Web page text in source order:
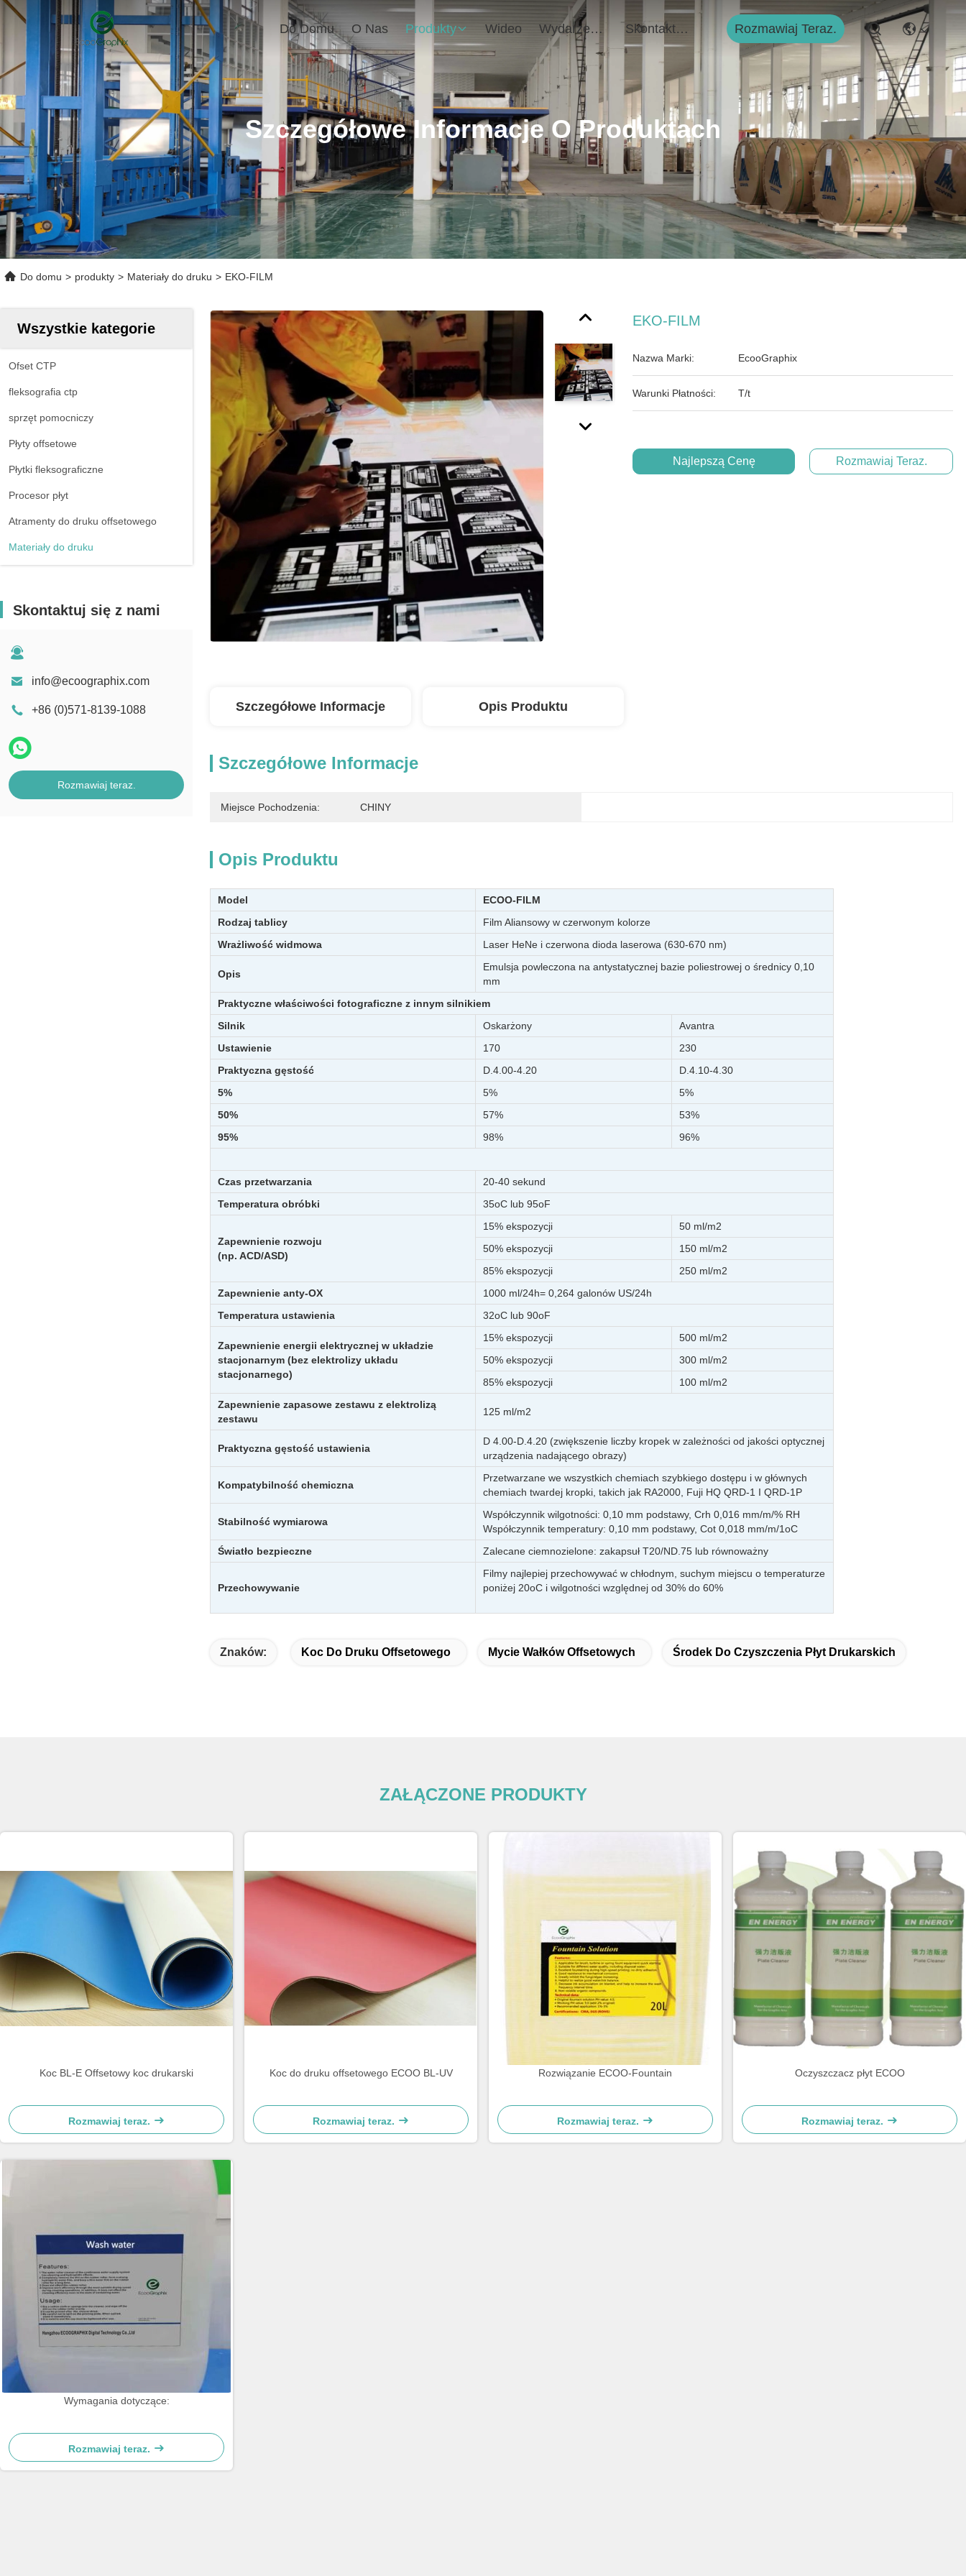
Do Domu O Nas Produkty Wideo Wydarzenia Skontaktuj Się Z Nami Rozmawiaj Teraz.
Szczegółowe Informacje O Produktach
Do domu > produkty > Materiały do druku > EKO-FILM
Wszystkie kategorie
Ofset CTP
fleksografia ctp
sprzęt pomocniczy
Płyty offsetowe
Płytki fleksograficzne
Procesor płyt
Atramenty do druku offsetowego
Materiały do druku
Skontaktuj się z nami
info@ecoographix.com
+86 (0)571-8139-1088
Rozmawiaj teraz.
EKO-FILM
Nazwa Marki: EcooGraphix
Warunki Płatności: T/t
Najlepszą Cenę Rozmawiaj Teraz.
Szczegółowe Informacje Opis Produktu
Szczegółowe Informacje
Miejsce Pochodzenia: CHINY
Opis Produktu
Model
ECOO-FILM
Rodzaj tablicy
Film Aliansowy w czerwonym kolorze
Wrażliwość widmowa
Laser HeNe i czerwona dioda laserowa (630-670 nm)
Opis
Emulsja powleczona na antystatycznej bazie poliestrowej o średnicy 0,10
mm
Praktyczne właściwości fotograficzne z innym silnikiem
Silnik
Oskarżony
Avantra
Ustawienie
170
230
Praktyczna gęstość
D.4.00-4.20
D.4.10-4.30
5%
5%
5%
50%
57%
53%
95%
98% 96%
Czas przetwarzania
20-40 sekund
Temperatura obróbki
35oC lub 95oF
Zapewnienie rozwoju
(np. ACD/ASD)
15% ekspozycji
50 ml/m2
50% ekspozycji
150 ml/m2
85% ekspozycji
250 ml/m2
Zapewnienie anty-OX
1000 ml/24h= 0,264 galonów US/24h
Temperatura ustawienia
32oC lub 90oF
Zapewnienie energii elektrycznej w układzie
stacjonarnym (bez elektrolizy układu
stacjonarnego)
15% ekspozycji
500 ml/m2
50% ekspozycji
300 ml/m2
85% ekspozycji
100 ml/m2
Zapewnienie zapasowe zestawu z elektrolizą
zestawu
125 ml/m2
Praktyczna gęstość ustawienia
D 4.00-D.4.20 (zwiększenie liczby kropek w zależności od jakości optycznej
urządzenia nadającego obrazy)
Kompatybilność chemiczna
Przetwarzane we wszystkich chemiach szybkiego dostępu i w głównych
chemiach twardej kropki, takich jak RA2000, Fuji HQ QRD-1 I QRD-1P
Stabilność wymiarowa
Współczynnik wilgotności: 0,10 mm podstawy, Crh 0,016 mm/m/% RH
Współczynnik temperatury: 0,10 mm podstawy, Cot 0,018 mm/m/1oC
Światło bezpieczne
Zalecane ciemnozielone: zakapsuł T20/ND.75 lub równoważny
Przechowywanie
Filmy najlepiej przechowywać w chłodnym, suchym miejscu o temperaturze
poniżej 20oC i wilgotności względnej od 30% do 60%
Znaków: Koc Do Druku Offsetowego Mycie Wałków Offsetowych Środek Do Czyszczenia Płyt Drukarskich
ZAŁĄCZONE PRODUKTY
Koc BL-E Offsetowy koc drukarski
Rozmawiaj teraz.
Koc do druku offsetowego ECOO BL-UV
Rozmawiaj teraz.
Rozwiązanie ECOO-Fountain
Rozmawiaj teraz.
Oczyszczacz płyt ECOO
Rozmawiaj teraz.
Wymagania dotyczące:
Rozmawiaj teraz.